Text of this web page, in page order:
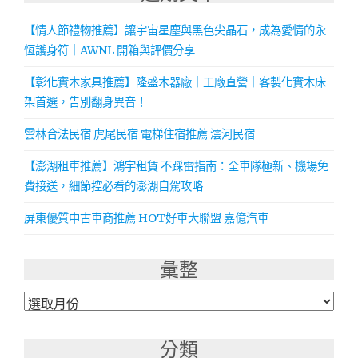
【情人節禮物推薦】讓宇宙星塵與黑色尖晶石，成為愛情的永
恆護身符｜AWNL 開箱與評價分享
【彰化實木家具推薦】隆盛木器廠｜工廠直營｜客製化實木床
架首選，告別翻身異音！
雲林合法民宿 虎尾民宿 電梯住宿推薦 澐河民宿
【澎湖租車推薦】鴻宇租賃 不踩雷指南：全車隊極新、機場免
費接送，細節控必看的澎湖自駕攻略
屏東優質中古車商推薦 HOT好車大聯盟 嘉億汽車
彙整
彙
分類